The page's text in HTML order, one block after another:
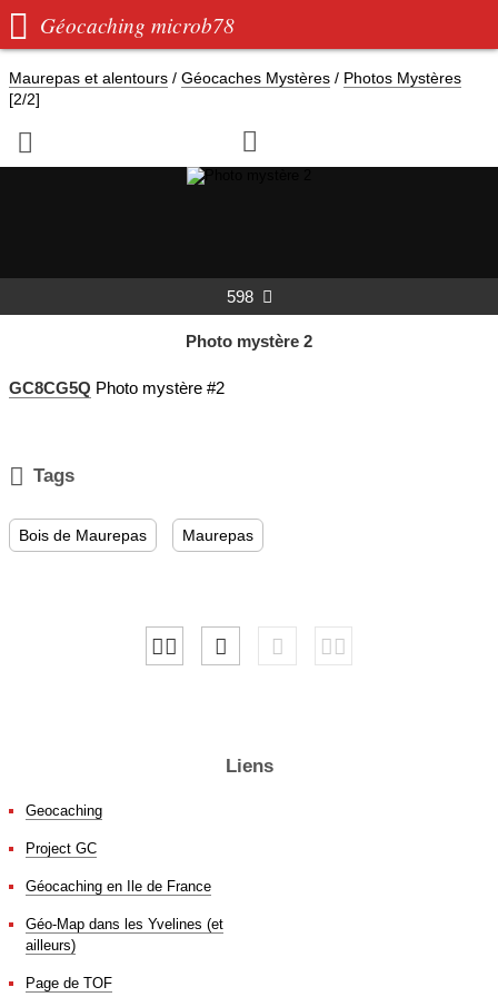
 Géocaching microb78
Maurepas et alentours / Géocaches Mystères / Photos Mystères
[2/2]
 
598 
Photo mystère 2
GC8CG5Q Photo mystère #2
 Tags
Bois de Maurepas Maurepas
Liens
Geocaching
Project GC
Géocaching en Ile de France
Géo-Map dans les Yvelines (et
ailleurs)
Page de TOF